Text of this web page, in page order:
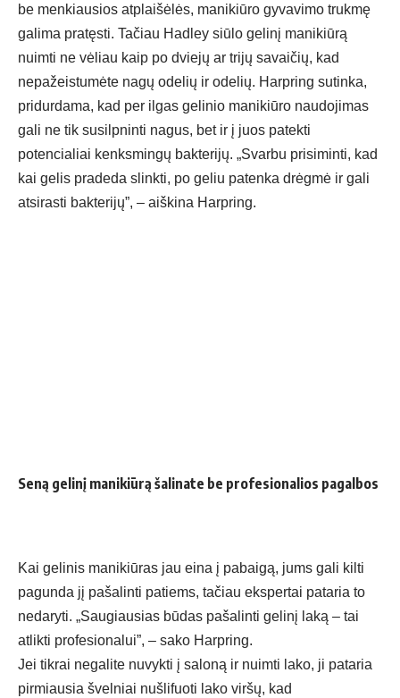
be menkiausios atplaišėlės, manikiūro gyvavimo trukmę
galima pratęsti. Tačiau Hadley siūlo gelinį manikiūrą
nuimti ne vėliau kaip po dviejų ar trijų savaičių, kad
nepažeistumėte nagų odelių ir odelių. Harpring sutinka,
pridurdama, kad per ilgas gelinio manikiūro naudojimas
gali ne tik susilpninti nagus, bet ir į juos patekti
potencialiai kenksmingų bakterijų. „Svarbu prisiminti, kad
kai gelis pradeda slinkti, po geliu patenka drėgmė ir gali
atsirasti bakterijų”, – aiškina Harpring.
Seną gelinį manikiūrą šalinate be profesionalios pagalbos
Kai gelinis manikiūras jau eina į pabaigą, jums gali kilti
pagunda jį pašalinti patiems, tačiau ekspertai pataria to
nedaryti. „Saugiausias būdas pašalinti gelinį laką – tai
atlikti profesionalui”, – sako Harpring.
Jei tikrai negalite nuvykti į saloną ir nuimti lako, ji pataria
pirmiausia švelniai nušlifuoti lako viršų, kad